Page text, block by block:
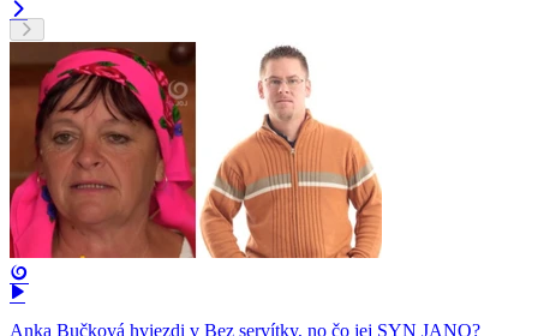
Anka Bučková hviezdi v Bez servítky, no čo jej SYN JANO?